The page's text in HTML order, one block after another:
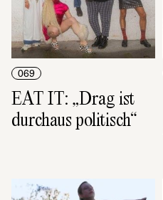
069
EAT IT: „Drag ist
durchaus politisch“